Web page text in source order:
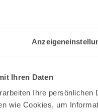
Ihren Daten
Ihre persönlichen
wie Cookies, um